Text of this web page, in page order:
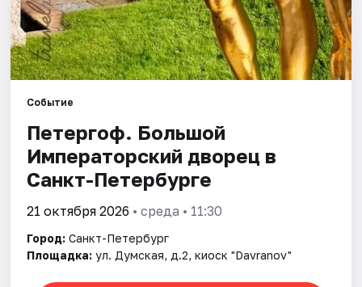
Событие
Петергоф. Большой
Императорский дворец в
Санкт-Петербурге
21 октября 2026 • среда • 11:30
Город: Санкт-Петербург
Площадка: ул. Думская, д.2, киоск "Davranov"